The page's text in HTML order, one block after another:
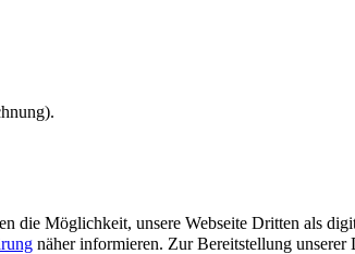
Möglichkeit, unsere Webseite Dritten als
näher informieren. Zur Bereitstellung